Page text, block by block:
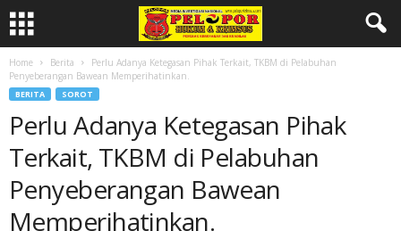
Home Berita
Perlu Adanya Ketegasan Pihak Terkait, TKBM di Pelabuhan
Penyeberangan Bawean Memperihatinkan.
BERITA SOROT
Perlu Adanya Ketegasan Pihak
Terkait, TKBM di Pelabuhan
Penyeberangan Bawean
Memperihatinkan.